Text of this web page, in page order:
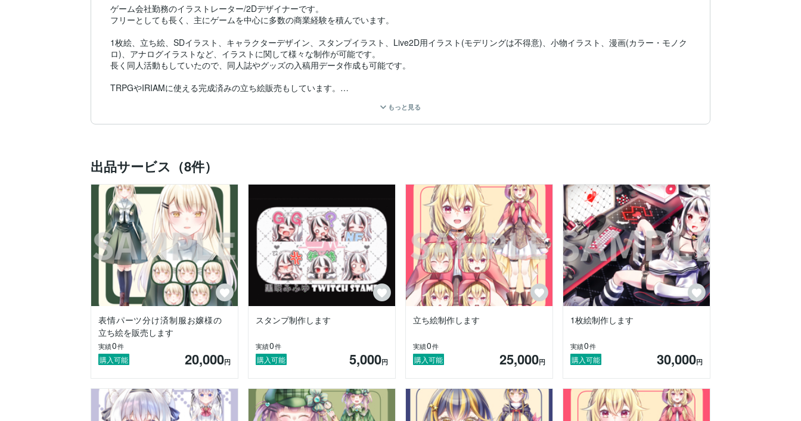
ゲーム会社勤務のイラストレーター/2Dデザイナーです。
フリーとしても長く、主にゲームを中心に多数の商業経験を積んでいます。
1枚絵、立ち絵、SDイラスト、キャラクターデザイン、スタンプイラスト、Live2D用イラスト(モデリングは不得意)、小物イラスト、漫画(カラー・モノク
ロ)、アナログイラストなど、イラストに関して様々な制作が可能です。
長く同人活動もしていたので、同人誌やグッズの入稿用データ作成も可能です。
TRPGやIRIAMに使える完成済みの立ち絵販売もしています。
もっと見る
出品サービス（8件）
表情パーツ分け済制服お嬢様の
立ち絵を販売します
実績0件
購入可能 20,000円
スタンプ制作します
実績0件
購入可能 5,000円
立ち絵制作します
実績0件
購入可能 25,000円
1枚絵制作します
実績0件
購入可能 30,000円